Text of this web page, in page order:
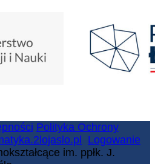
Polityka Ochrony
Logowanie
im. ppłk. J.